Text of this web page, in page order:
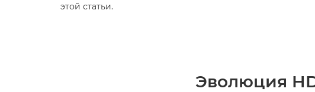
этой статьи.
Эволюция